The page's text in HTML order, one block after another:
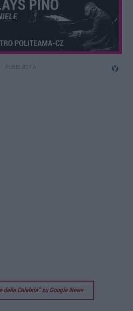
della Calabria” su Google News